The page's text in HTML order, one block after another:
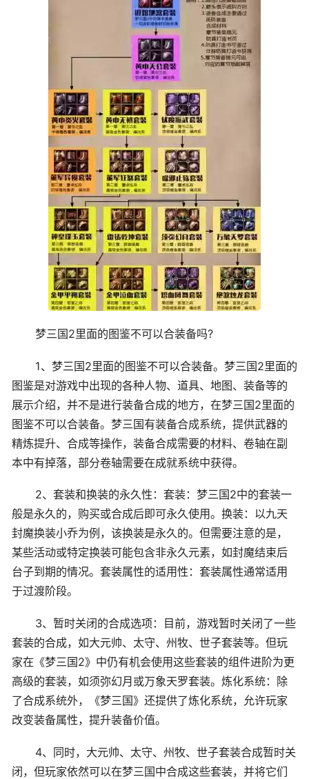
梦三国2里面的图鉴不可以合装备吗?
1、梦三国2里面的图鉴不可以合装备。梦三国2里面的
图鉴是对游戏中出现的各种人物、道具、地图、装备等的
展示介绍，并不是进行装备合成的地方，在梦三国2里面的
图鉴不可以合装备。梦三国有装备合成系统，提供武器的
精炼提升、合成等操作，装备合成需要的材料、卷轴在副
本中有掉落，部分卷轴需要在成就系统中获得。
2、套装和换装的永久性：套装：梦三国2中的套装一
般是永久的，购买或合成后即可永久使用。换装：以九天
封魔换装小乔为例，该换装是永久的。但需要注意的是，
某些活动或特定换装可能包含非永久元素，如封魔结束后
台子到期的情况。套装属性的适用性：套装属性通常适用
于过渡阶段。
3、暂时关闭的合成选项：目前，游戏暂时关闭了一些
套装的合成，如大元帅、太守、州牧、世子套装等。但玩
家在《梦三国2》中仍有机会使用这些套装的组件进阶为更
高级的套装，如须弥幻月或万象天罗套装。炼化系统：除
了合成系统外，《梦三国》还提供了炼化系统，允许玩家
改变装备属性，提升装备价值。
4、同时，大元帅、太守、州牧、世子套装合成暂时关
闭，但玩家依然可以在梦三国中合成这些套装，并将它们